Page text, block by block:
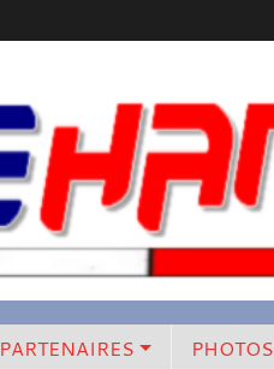
PARTENAIRES PHOTOS